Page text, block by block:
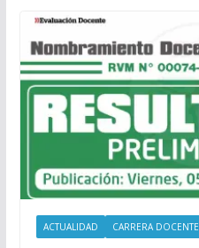
ACTUALIDAD CARRERA DOCENTE